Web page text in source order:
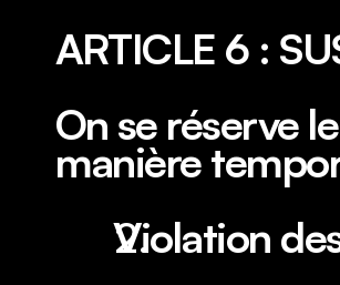
ARTICLE 6 :
On se réserve
manière
Violation